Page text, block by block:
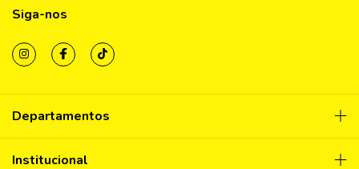
Siga-nos
Departamentos
Institucional